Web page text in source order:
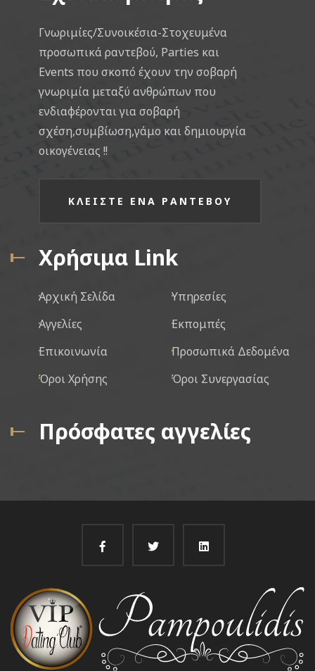
Γνωριμίες/Συνοικέσια-Στοχευμένα
προσωπικά ραντεβού, Parties και
Events που σκοπό έχουν την σοβαρή
γνωριμία μεταξύ ανθρώπων που
ενδιαφέρονται για σοβαρή
σχέση,συμβίωση,γάμο και δημιουργία
οικογένειας !!
ΚΛΕΙΣΤΕ ΕΝΑ ΡΑΝΤΕΒΟΥ
Χρήσιμα Link
Αρχική Σελίδα
Υπηρεσίες
Αγγελίες
Εκπομπές
Επικοινωνία
Προσωπικά Δεδομένα
Όροι Χρήσης
Όροι Συνεργασίας
Πρόσφατες αγγελίες